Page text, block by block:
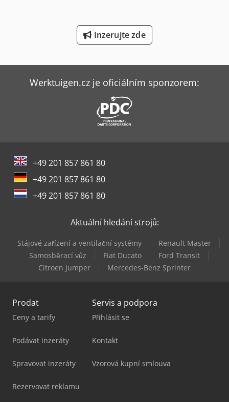
Wurster & Dietz Stroje Na Výrobu Palet
Inzerujte zde
Werktuigen.cz je oficiálním sponzorem:
+49 201 857 861 80
+49 201 857 861 80
+49 201 857 861 80
Aktuální hledání strojů:
Stájové zařízení a ventilační systémy
Renault Master
Samosběrací vůz
Fiat Ducato
Ford Transit
Citroen Jumper
Mercedes-Benz Sprinter
Prodat
Ceny a tarify
Podávat inzeráty
Spravovat inzeráty
Rezervovat reklamu
Servis a podpora
Přihlásit se
Kontakt
Vzorová kupní smlouva